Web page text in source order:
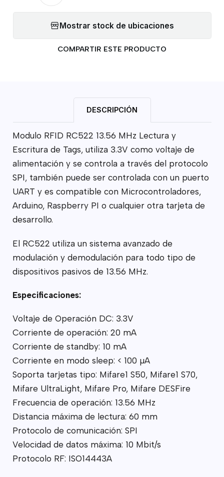
Mostrar stock de ubicaciones
COMPARTIR ESTE PRODUCTO
DESCRIPCIÓN
Modulo RFID RC522 13.56 MHz Lectura y
Escritura de Tags, utiliza 3.3V como voltaje de
alimentación y se controla a través del protocolo
SPI, también puede ser controlada con un puerto
UART y es compatible con Microcontroladores,
Arduino, Raspberry PI o cualquier otra tarjeta de
desarrollo.
El RC522 utiliza un sistema avanzado de
modulación y demodulación para todo tipo de
dispositivos pasivos de 13.56 MHz.
Especificaciones:
Voltaje de Operación DC: 3.3V
Corriente de operación: 20 mA
Corriente de standby: 10 mA
Corriente en modo sleep: < 100 µA
Soporta tarjetas tipo: Mifare1 S50, Mifare1 S70,
Mifare UltraLight, Mifare Pro, Mifare DESFire
Frecuencia de operación: 13.56 MHz
Distancia máxima de lectura: 60 mm
Protocolo de comunicación: SPI
Velocidad de datos máxima: 10 Mbit/s
Protocolo RF: ISO14443A